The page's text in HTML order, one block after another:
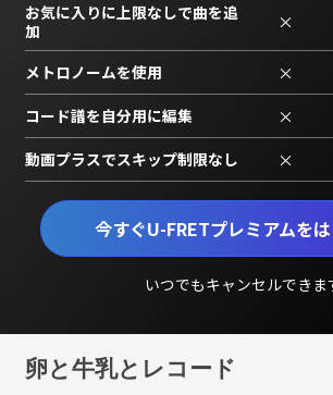
今すぐU-FRETプレミアムを
いつでもキャンセルできま
お気に入りに上限なしで曲を追
加
×
メトロノームを使用 ×
コード譜を自分用に編集 ×
動画プラスでスキップ制限なし ×
卵と牛乳とレコード